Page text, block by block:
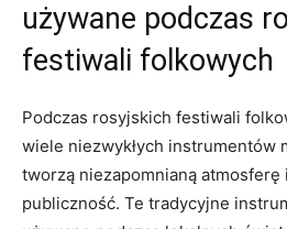
używane podczas
festiwali folkowych
‌Podczas ‌rosyjskich⁤ festiwali⁤
wiele niezwykłych instrumentów
tworzą niezapomnianą atmosferę
publiczność. ⁣Te tradycyjne